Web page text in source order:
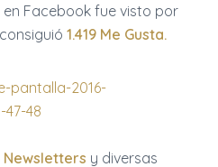
en Facebook fue visto por
1.419 Me Gusta.
Newsletters y diversas